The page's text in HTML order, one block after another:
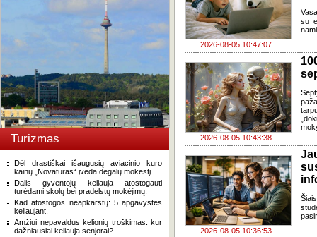
Turizmas
Dėl drastiškai išaugusių aviacinio kuro
kainų „Novaturas“ įveda degalų mokestį.
Dalis gyventojų keliauja atostogauti
turėdami skolų bei pradelstų mokėjimų.
Kad atostogos neapkarstų: 5 apgavystės
keliaujant.
Amžiui nepavaldus kelionių troškimas: kur
dažniausiai keliauja senjorai?
2026-08-05 10:47:07
su
2026-08-05 10:43:38
2026-08-05 10:36:53